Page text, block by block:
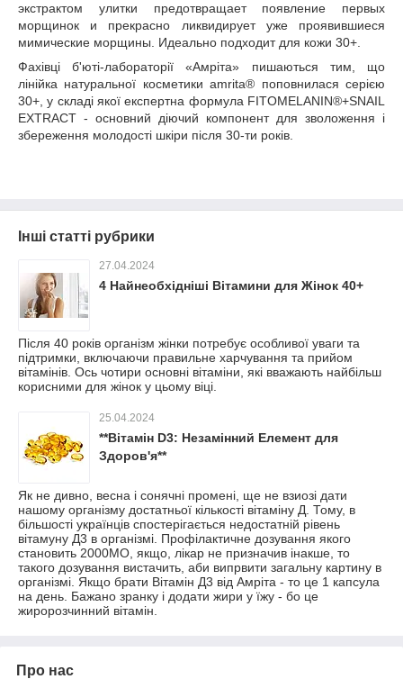
экстрактом улитки предотвращает появление первых
морщинок и прекрасно ликвидирует уже проявившиеся
мимические морщины. Идеально подходит для кожи 30+.
Фахівці б'юті-лабораторії «Амріта» пишаються тим, що
лінійка натуральної косметики amrita® поповнилася серією
30+, у складі якої експертна формула FITOMELANIN®+SNAIL
EXTRACT - основний діючий компонент для зволоження і
збереження молодості шкіри після 30-ти років.
Інші статті рубрики
27.04.2024
4 Найнеобхідніші Вітамини для Жінок 40+
Після 40 років організм жінки потребує особливої уваги та
підтримки, включаючи правильне харчування та прийом
вітамінів. Ось чотири основні вітаміни, які вважають найбільш
корисними для жінок у цьому віці.
25.04.2024
**Вітамін D3: Незамінний Елемент для
Здоров'я**
Як не дивно, весна і сонячні промені, ще не взиозі дати
нашому організму достатньої кількості вітаміну Д. Тому, в
більшості українців спостерігається недостатній рівень
вітамуну Д3 в організмі. Профілактичне дозування якого
становить 2000МО, якщо, лікар не призначив інакше, то
такого дозування вистачить, аби випрвити загальну картину в
організмі. Якщо брати Вітамін Д3 від Амріта - то це 1 капсула
на день. Бажано зранку і додати жири у їжу - бо це
жиророзчинний вітамін.
Про нас